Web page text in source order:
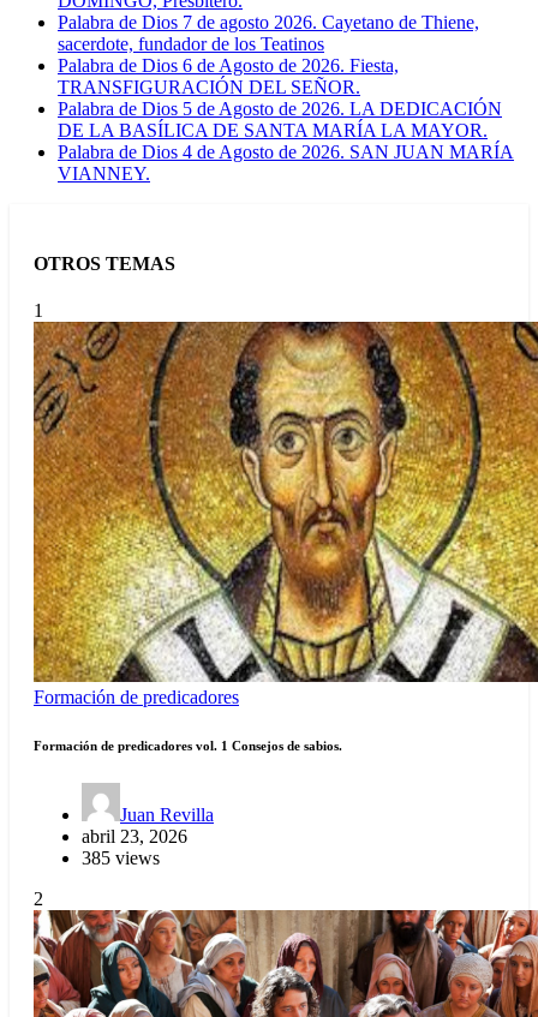
Palabra de Dios 7 de agosto 2026. Cayetano de Thiene,
sacerdote, fundador de los Teatinos
Palabra de Dios 6 de Agosto de 2026. Fiesta,
TRANSFIGURACIÓN DEL SEÑOR.
Palabra de Dios 5 de Agosto de 2026. LA DEDICACIÓN
DE LA BASÍLICA DE SANTA MARÍA LA MAYOR.
Palabra de Dios 4 de Agosto de 2026. SAN JUAN MARÍA
VIANNEY.
OTROS TEMAS
1
Formación de predicadores
Formación de predicadores vol. 1 Consejos de sabios.
Juan Revilla
abril 23, 2026
385 views
2